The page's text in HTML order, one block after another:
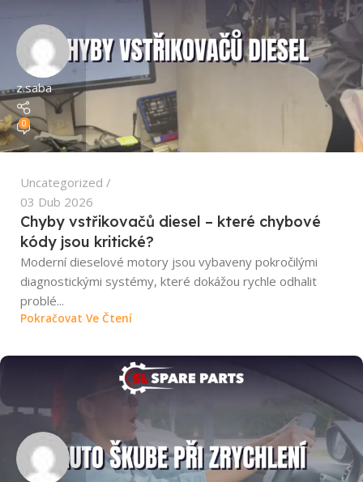
z.saba
0
Uncategorized
03 Dub 2026
Chyby vstřikovačů diesel – které chybové
kódy jsou kritické?
Moderní dieselové motory jsou vybaveny pokročilými
diagnostickými systémy, které dokážou rychle odhalit
problé...
Pokračovat Ve Čtení